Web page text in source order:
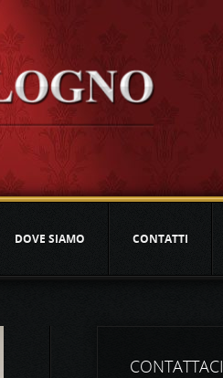
DOVE SIAMO CONTATTI
CONTATTACI